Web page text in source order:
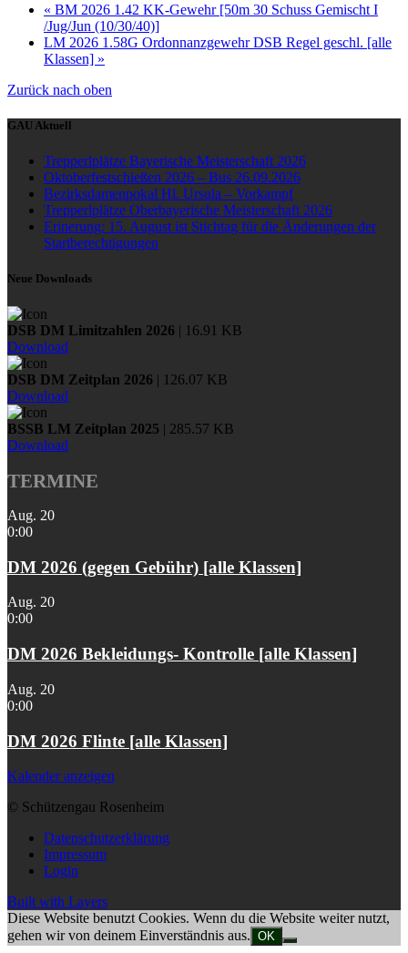
« BM 2026 1.42 KK-Gewehr [50m 30 Schuss Gemischt I
/Jug/Jun (10/30/40)]
LM 2026 1.58G Ordonnanzgewehr DSB Regel geschl. [alle
Klassen] »
Zurück nach oben
GAU Aktuell
Trepperlplätze Bayerische Meisterschaft 2026
Oktoberfestschießen 2026 – Bus 26.09.2026
Bezirksdamenpokal Hl. Ursula – Vorkampf
Trepperlplätze Oberbayerische Meisterschaft 2026
Erinerung: 15. August ist Stichtag für die Änderungen der
Startberechtigungen
Neue Downloads
DSB DM Limitzahlen 2026 | 16.91 KB
Download
DSB DM Zeitplan 2026 | 126.07 KB
Download
BSSB LM Zeitplan 2025 | 285.57 KB
Download
TERMINE
Aug. 20
0:00
DM 2026 (gegen Gebühr) [alle Klassen]
Aug. 20
0:00
DM 2026 Bekleidungs- Kontrolle [alle Klassen]
Aug. 20
0:00
DM 2026 Flinte [alle Klassen]
Kalender anzeigen
© Schützengau Rosenheim
Datenschutzerklärung
Impressum
Login
Built with Layers
Diese Website benutzt Cookies. Wenn du die Website weiter nutzt,
gehen wir von deinem Einverständnis aus. OK